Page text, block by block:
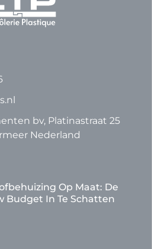
bv, Platinastraat 25
Nederland
Op Maat: De
Budget In Te Schatten